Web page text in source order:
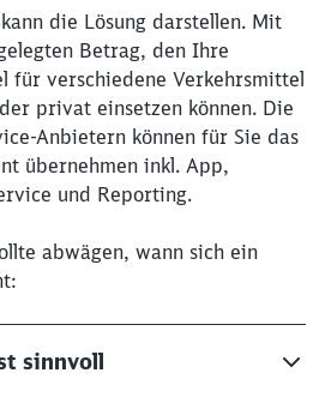
die Lösung darstellen. Mit
Betrag, den Ihre
für verschiedene Verkehrsmittel
privat einsetzen können. Die
Anbietern können für Sie das
übernehmen inkl. App,
und Reporting.
abwägen, wann sich ein
sinnvoll